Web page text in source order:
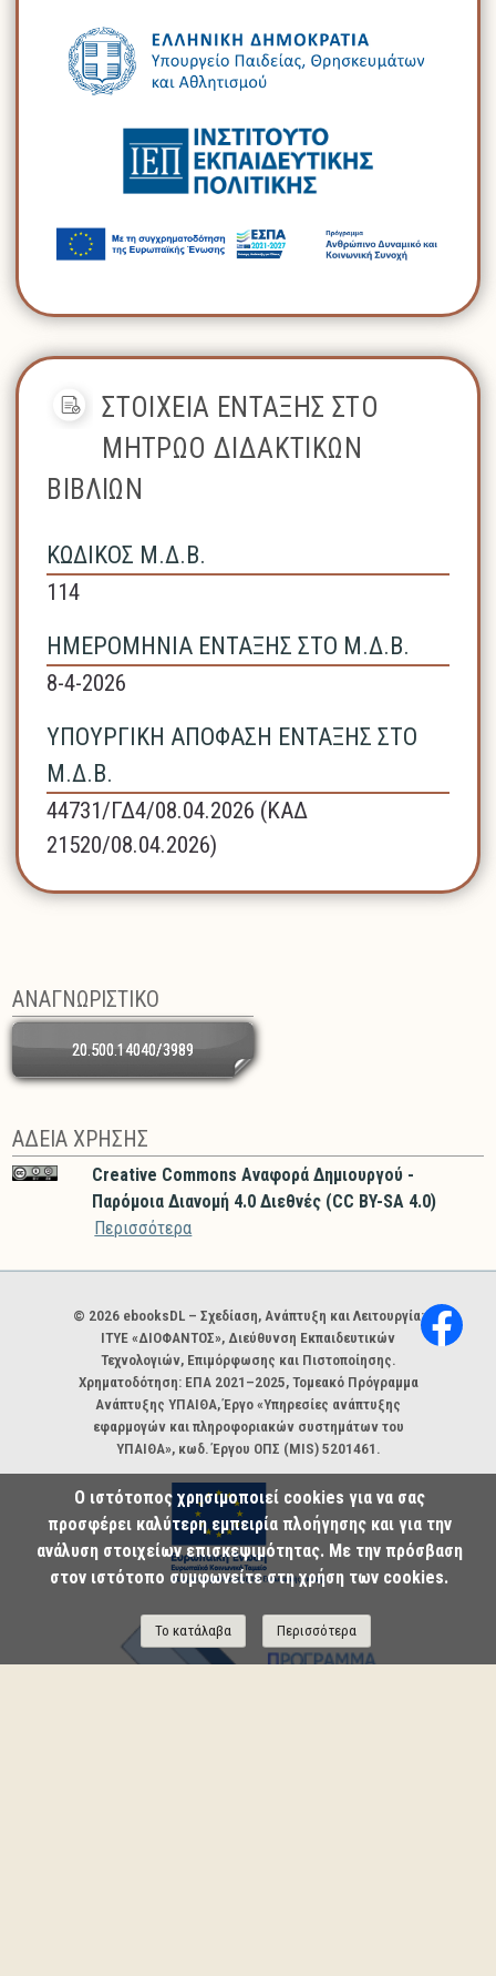
ΣΤΟΙΧΕΙΑ ΕΝΤΑΞΗΣ ΣΤΟ
ΜΗΤΡΩΟ ΔΙΔΑΚΤΙΚΩΝ
ΒΙΒΛΙΩΝ
ΚΩΔΙΚΟΣ Μ.Δ.Β.
114
ΗΜΕΡΟΜΗΝΙΑ ΕΝΤΑΞΗΣ ΣΤΟ Μ.Δ.Β.
8-4-2026
ΥΠΟΥΡΓΙΚΗ ΑΠΟΦΑΣΗ ΕΝΤΑΞΗΣ ΣΤΟ
Μ.Δ.Β.
44731/ΓΔ4/08.04.2026 (ΚΑΔ
21520/08.04.2026)
ΑΝΑΓΝΩΡΙΣΤΙΚΟ
20.500.14040/3989
ΑΔΕΙΑ ΧΡΗΣΗΣ
Creative Commons Αναφορά Δημιουργού -
Παρόμοια Διανομή 4.0 Διεθνές (CC BY-SA 4.0)
Περισσότερα
Χορηγοί και φορείς
© 2026 ebooksDL – Σχεδίαση, Ανάπτυξη και Λειτουργία:
ΙΤΥΕ «ΔΙΟΦΑΝΤΟΣ», Διεύθυνση Εκπαιδευτικών
Τεχνολογιών, Επιμόρφωσης και Πιστοποίησης.
Χρηματοδότηση: ΕΠΑ 2021–2025, Τομεακό Πρόγραμμα
Ανάπτυξης ΥΠΑΙΘΑ, Έργο «Υπηρεσίες ανάπτυξης
εφαρμογών και πληροφοριακών συστημάτων του
ΥΠΑΙΘΑ», κωδ. Έργου ΟΠΣ (MIS) 5201461.
Ο ιστότοπος χρησιμοποιεί cookies για να σας
προσφέρει καλύτερη εμπειρία πλοήγησης και για την
ανάλυση στοιχείων επισκεψιμότητας. Με την πρόσβαση
στον ιστότοπο συμφωνείτε στη χρήση των cookies.
Το κατάλαβα Περισσότερα